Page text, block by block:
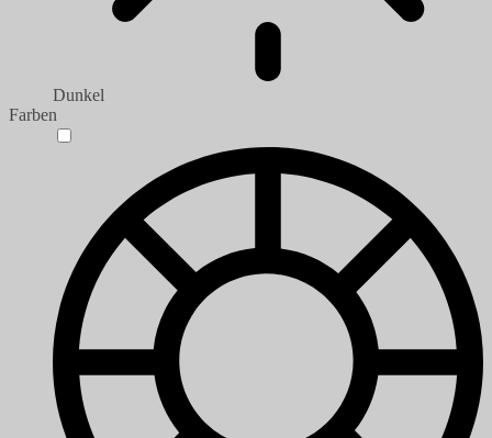
Dunkel
Farben